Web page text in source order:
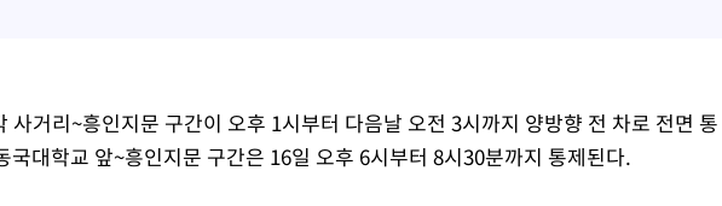
사거리~흥인지문 구간이 오후 1시부터 다음날 오전 3시까지 양방향 전 차로 전면 통
국대학교 앞~흥인지문 구간은 16일 오후 6시부터 8시30분까지 통제된다.